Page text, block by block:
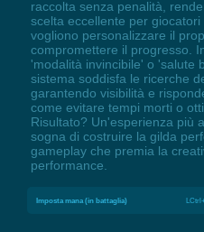
raccolta senza penalità,
scelta eccellente per
vogliono personalizzare il
compromettere il progresso.
'modalità invincibile' o 'salute
sistema soddisfa le ricerche
garantendo visibilità e
come evitare tempi morti o
Risultato? Un'esperienza più
sogna di costruire la gilda
gameplay che premia la
performance.
Imposta mana (in battaglia)